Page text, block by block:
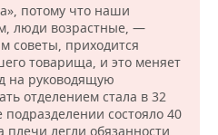
потому что наши
люди возрастные, —
советы, приходится
товарища, и это меняет
на руководящую
отделением стала в 32
состояло 40
плечи легли обязанности